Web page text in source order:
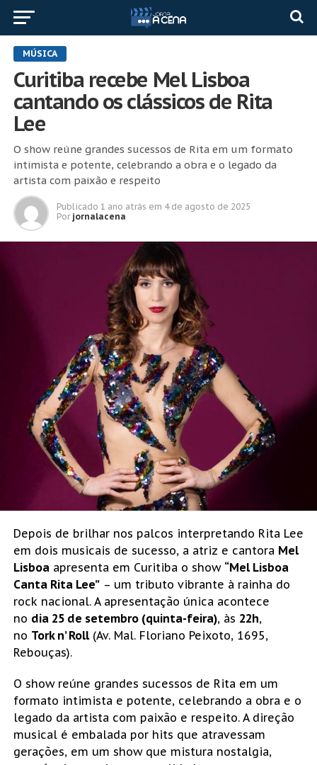
MÚSICA
Curitiba recebe Mel Lisboa
cantando os clássicos de Rita
Lee
O show reúne grandes sucessos de Rita em um formato
intimista e potente, celebrando a obra e o legado da
artista com paixão e respeito
Publicado 1 ano atrás em 4 de agosto de 2025
Por jornalacena
Depois de brilhar nos palcos interpretando Rita Lee
em dois musicais de sucesso, a atriz e cantora Mel
Lisboa apresenta em Curitiba o show “Mel Lisboa
Canta Rita Lee”– um tributo vibrante à rainha do
rock nacional. A apresentação única acontece
no dia 25 de setembro (quinta-feira), às 22h,
no Tork n’ Roll(Av. Mal. Floriano Peixoto, 1695,
Rebouças).
O show reúne grandes sucessos de Rita em um
formato intimista e potente, celebrando a obra e o
legado da artista com paixão e respeito. A direção
musical é embalada por hits que atravessam
gerações, em um show que mistura nostalgia,